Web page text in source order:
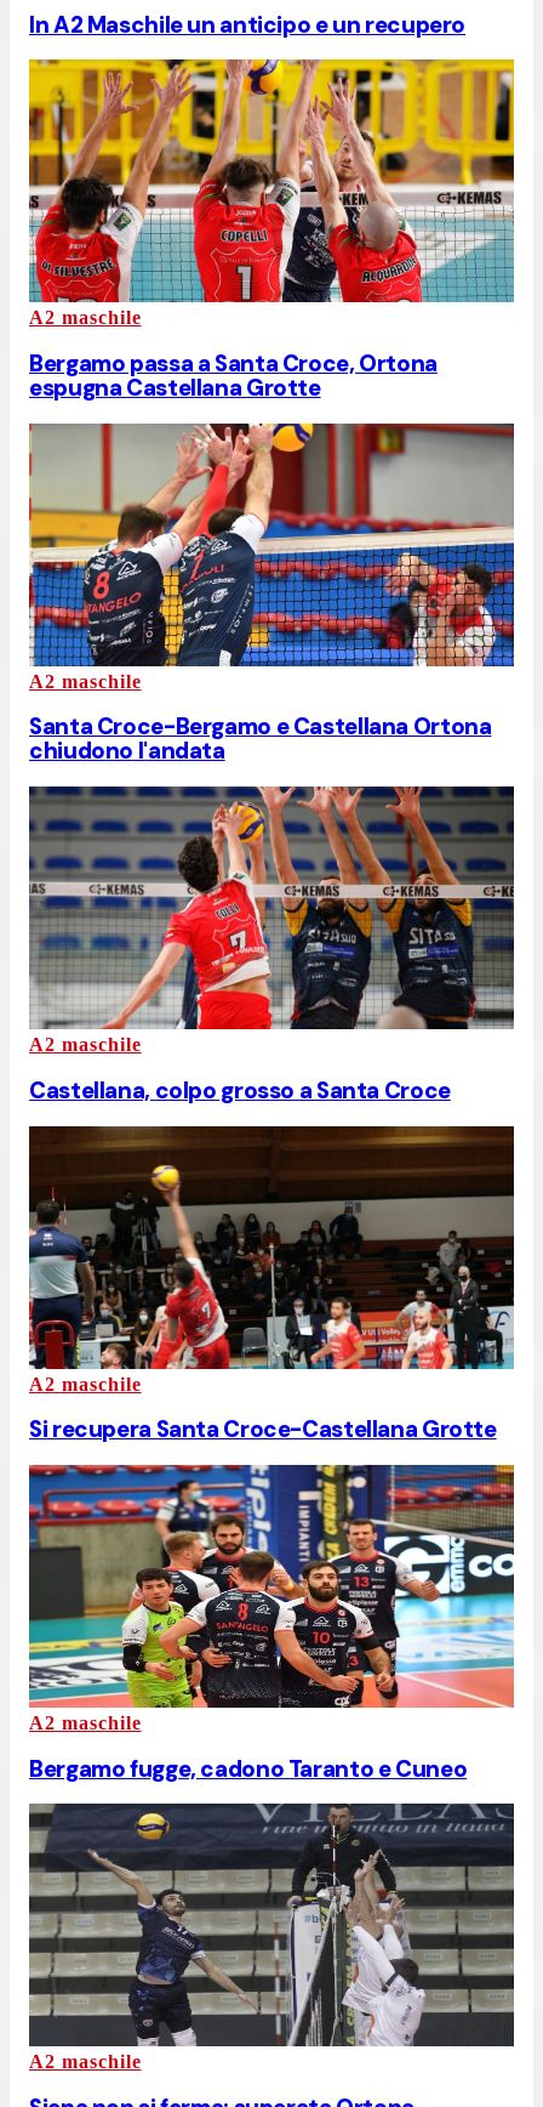
In A2 Maschile un anticipo e un recupero
A2 maschile
Bergamo passa a Santa Croce, Ortona
espugna Castellana Grotte
A2 maschile
Santa Croce-Bergamo e Castellana Ortona
chiudono l'andata
A2 maschile
Castellana, colpo grosso a Santa Croce
A2 maschile
Si recupera Santa Croce-Castellana Grotte
A2 maschile
Bergamo fugge, cadono Taranto e Cuneo
A2 maschile